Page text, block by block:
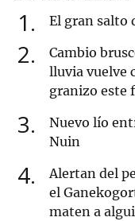
1 El gran salto
2
Cambio
lluvia vuelve
granizo este
3
Nuevo lío
Nuin
4
Alertan del
el
maten a